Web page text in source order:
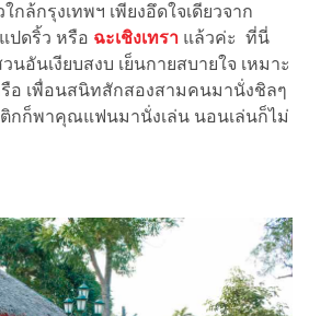
กรุงเทพฯ เพียงอึดใจเดียวจาก
ปดริ้ว หรือ ฉะเชิงเทรา แล้วค่ะ ที่นี่
อันเงียบสงบ เย็นกายสบายใจ เหมาะ
อ เพื่อนสนิทสักสองสามคนมานั่งชิลๆ
กก็พาคุณแฟนมานั่งเล่น นอนเล่นก็ไม่